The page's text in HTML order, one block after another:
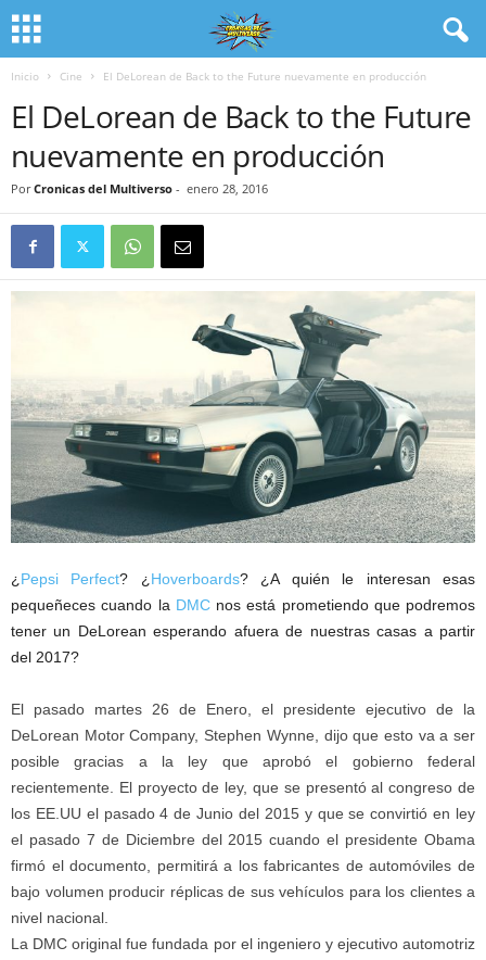
Inicio Cine El DeLorean de Back to the Future nuevamente en producción
El DeLorean de Back to the Future
nuevamente en producción
Por Cronicas del Multiverso - enero 28, 2016
¿ Pepsi Perfect? ¿ Hoverboards? ¿A quién le interesan esas
pequeñeces cuando la DMCnos está prometiendo que podremos
tener un DeLorean esperando afuera de nuestras casas a partir
del 2017?
El pasado martes 26 de Enero, el presidente ejecutivo de la
DeLorean Motor Company, Stephen Wynne, dijo que esto va a ser
posible gracias a la ley que aprobó el gobierno federal
recientemente. El proyecto de ley, que se presentó al congreso de
los EE.UU el pasado 4 de Junio del 2015 y que se convirtió en ley
el pasado 7 de Diciembre del 2015 cuando el presidente Obama
firmó el documento, permitirá a los fabricantes de automóviles de
bajo volumen producir réplicas de sus vehículos para los clientes a
nivel nacional.
La DMC original fue fundada por el ingeniero y ejecutivo automotriz